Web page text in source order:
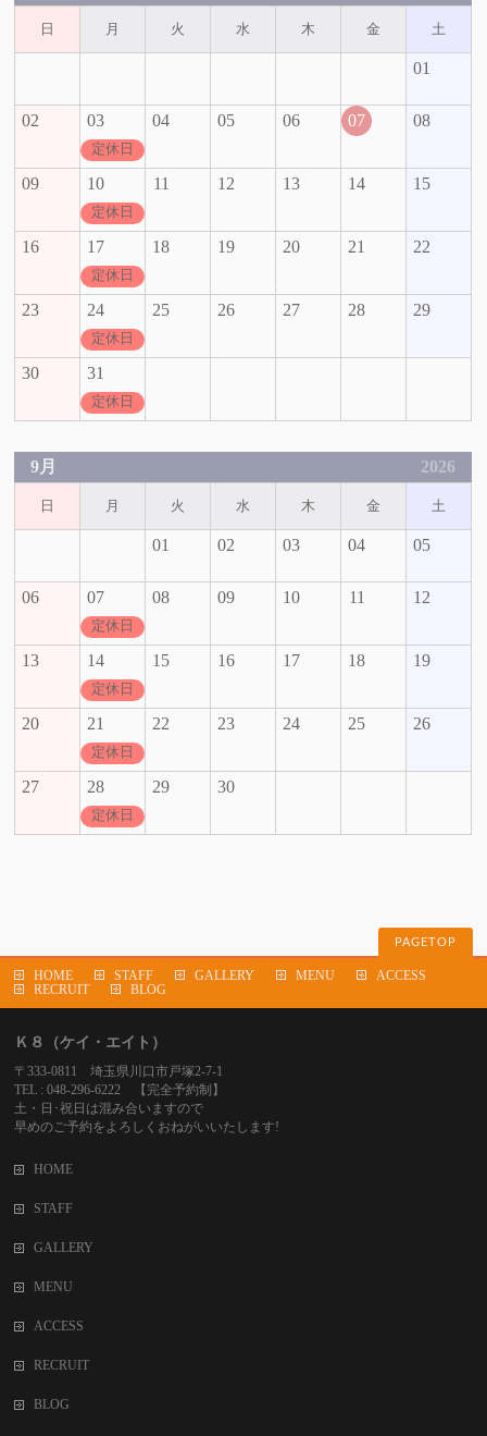
日 月 火 水 木 金 土
01
02 03
定休日
04 05 06 07 08
09 10
定休日
11 12 13 14 15
16 17
定休日
18 19 20 21 22
23 24
定休日
25 26 27 28 29
30 31
定休日
9月 2026
日 月 火 水 木 金 土
01 02 03 04 05
06 07
定休日
08 09 10 11 12
13 14
定休日
15 16 17 18 19
20 21
定休日
22 23 24 25 26
27 28
定休日
29 30
PAGETOP
HOME STAFF GALLERY MENU
ACCESS
RECRUIT
BLOG
Ｋ８（ケイ・エイト）
〒333-0811 埼玉県川口市戸塚2-7-1
TEL : 048-296-6222 【完全予約制】
土・日･祝日は混み合いますので
早めのご予約をよろしくおねがいいたします!
HOME
STAFF
GALLERY
MENU
ACCESS
RECRUIT
BLOG